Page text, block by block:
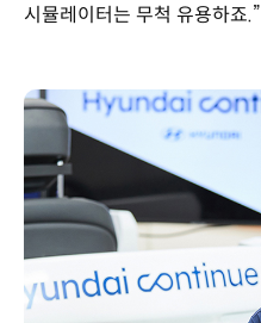
시뮬레이터는 무척 유용하죠.”